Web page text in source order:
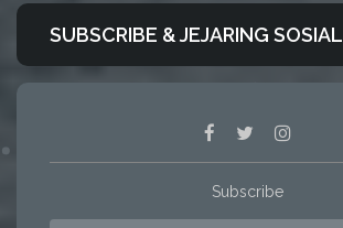
SUBSCRIBE & JEJARING SOSIAL
Subscribe